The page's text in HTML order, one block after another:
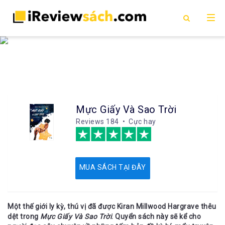
Mực Giấy Và Sao Trời
Reviews 184 • Cực hay
MUA SÁCH TẠI ĐÂY
Một thế giới ly kỳ, thú vị đã được Kiran Millwood Hargrave thêu
dệt trong Mực Giấy Và Sao Trời. Quyển sách này sẽ kể cho